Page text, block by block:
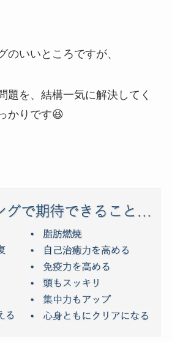
のいいところですが、
題を、結構一気に解決してく
かりです😆